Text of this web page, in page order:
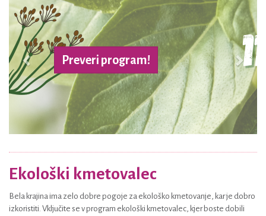
Preveri program!
Ekološki kmetovalec
Bela krajina ima zelo dobre pogoje za ekološko kmetovanje, kar je dobro
izkoristiti. Vključite se v program ekološki kmetovalec, kjer boste dobili